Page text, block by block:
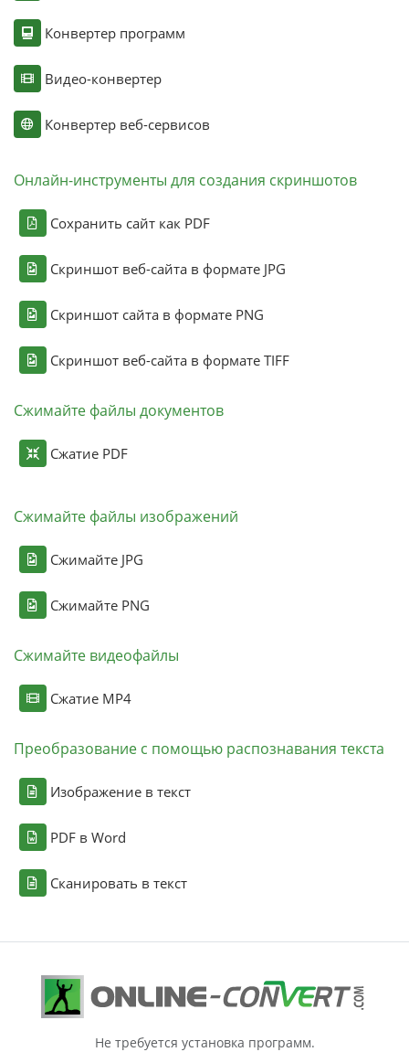
Конвертер программ
Видео-конвертер
Конвертер веб-сервисов
Онлайн-инструменты для создания скриншотов
Сохранить сайт как PDF
Скриншот веб-сайта в формате JPG
Скриншот сайта в формате PNG
Скриншот веб-сайта в формате TIFF
Сжимайте файлы документов
Сжатие PDF
Сжимайте файлы изображений
Сжимайте JPG
Сжимайте PNG
Сжимайте видеофайлы
Сжатие MP4
Преобразование с помощью распознавания текста
Изображение в текст
PDF в Word
Сканировать в текст
Не требуется установка программ.